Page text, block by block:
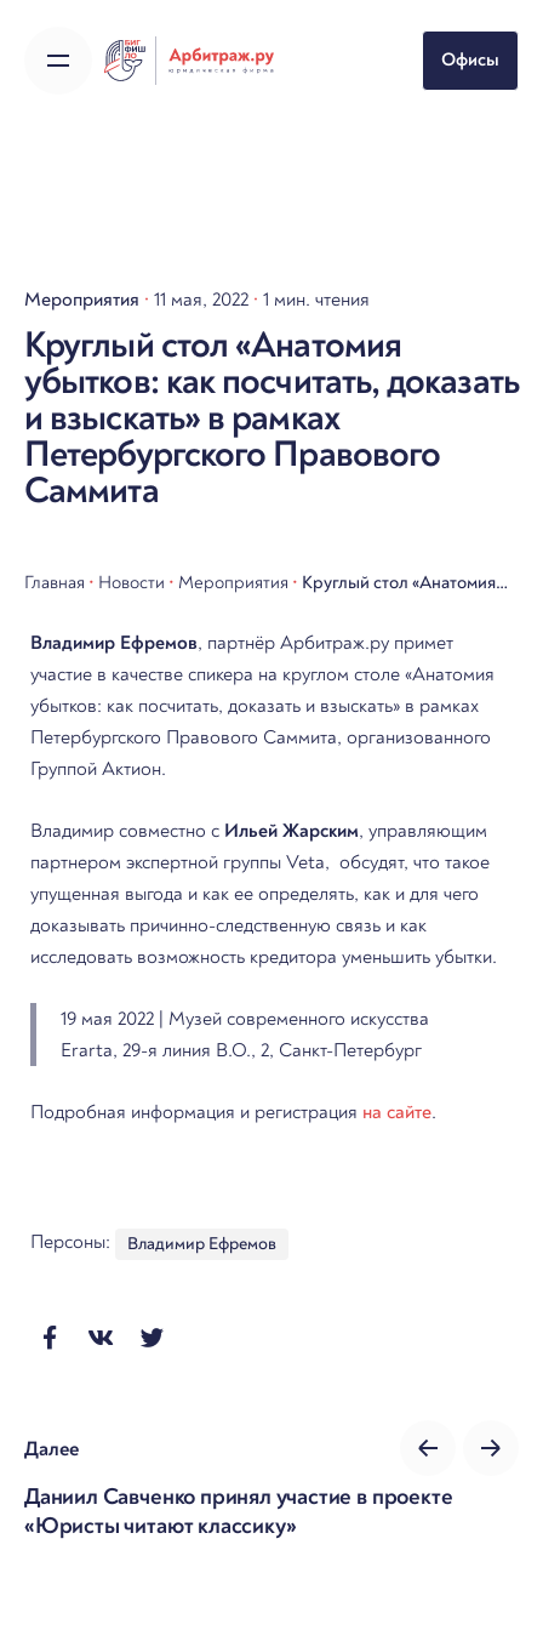
Офисы
Мероприятия 11 мая, 2022 1 мин. чтения
Круглый стол «Анатомия
убытков: как посчитать, доказать
и взыскать» в рамках
Петербургского Правового
Саммита
Главная • Новости • Мероприятия • Круглый стол «Анатомия
доказать и взыскать» в
рамках Петербургского
Правового Саммита
Владимир Ефремов, партнёр Арбитраж.ру примет
участие в качестве спикера на круглом столе «Анатомия
убытков: как посчитать, доказать и взыскать» в рамках
Петербургского Правового Саммита, организованного
Группой Актион.
Владимир совместно с Ильей Жарским, управляющим
партнером экспертной группы Veta, обсудят, что такое
упущенная выгода и как ее определять, как и для чего
доказывать причинно-следственную связь и как
исследовать возможность кредитора уменьшить убытки.
19 мая 2022 | Музей современного искусства
Erarta, 29-я линия В.О., 2, Санкт-Петербург
Подробная информация и регистрация на сайте.
Персоны: Владимир Ефремов
Далее
Даниил Савченко принял участие в проекте
«Юристы читают классику»